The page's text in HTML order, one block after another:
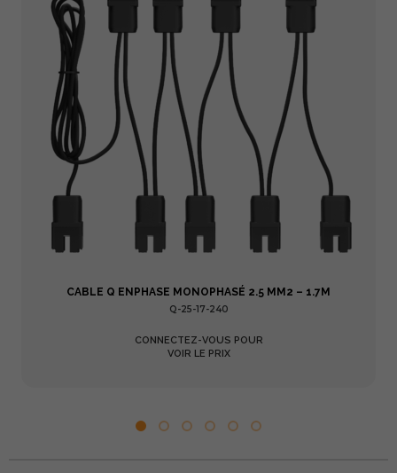
CABLE Q ENPHASE MONOPHASÉ 2.5 MM2 – 1.7M
Q-25-17-240
CONNECTEZ-VOUS POUR
VOIR LE PRIX